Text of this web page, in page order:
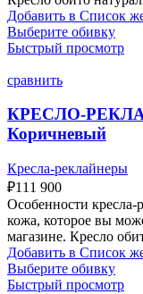
Добавить в Список
Выберите обивку
Быстрый просмотр
сравнить
КРЕСЛО-
Коричневый
Кресла-реклайнеры
₽111 900
Особенности
кожа, которое вы
магазине. Кресло
Добавить в Список
Выберите обивку
Быстрый просмотр